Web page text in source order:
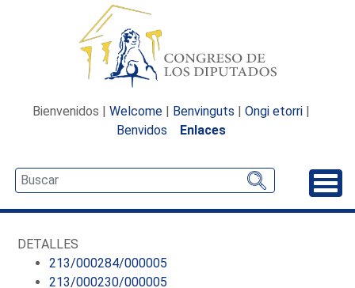
Bienvenidos | Welcome | Benvinguts | Ongi etorri |
Benvidos
Enlaces
DETALLES
213/000284/000005
213/000230/000005